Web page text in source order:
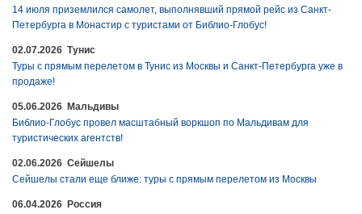
14 июля приземлился самолет, выполнявший прямой рейс из Санкт-
Петербурга в Монастир с туристами от Библио-Глобус!
02.07.2026 Тунис
Туры с прямым перелетом в Тунис из Москвы и Санкт-Петербурга уже в
продаже!
05.06.2026 Мальдивы
Библио-Глобус провел масштабный воркшоп по Мальдивам для
туристических агентств!
02.06.2026 Сейшелы
Сейшелы стали еще ближе: туры с прямым перелетом из Москвы
06.04.2026 Россия